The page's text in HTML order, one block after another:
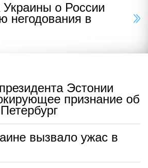
о России
негодования в
Эстонии
признание об
вызвало ужас в